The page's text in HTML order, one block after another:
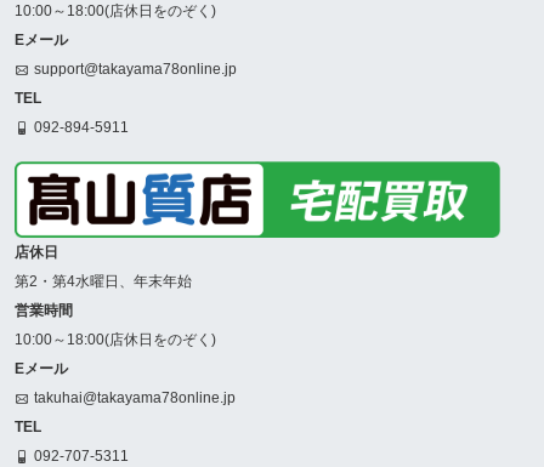
10:00～18:00(店休日をのぞく)
Eメール
support@takayama78online.jp
TEL
092-894-5911
店休日
第2・第4水曜日、年末年始
営業時間
10:00～18:00(店休日をのぞく)
Eメール
takuhai@takayama78online.jp
TEL
092-707-5311